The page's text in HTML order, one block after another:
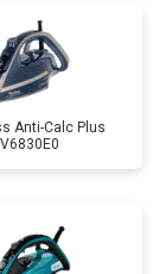
Anti-Calc Plus